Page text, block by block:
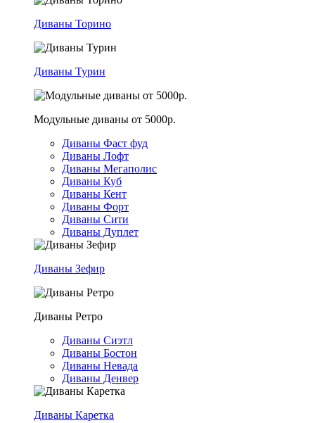
Диваны Торино
Диваны Турин
Модульные диваны от 5000р.
Диваны Фаст фуд
Диваны Лофт
Диваны Мегаполис
Диваны Куб
Диваны Кент
Диваны Форт
Диваны Сити
Диваны Дуплет
Диваны Зефир
Диваны Ретро
Диваны Сиэтл
Диваны Бостон
Диваны Невада
Диваны Денвер
Диваны Каретка